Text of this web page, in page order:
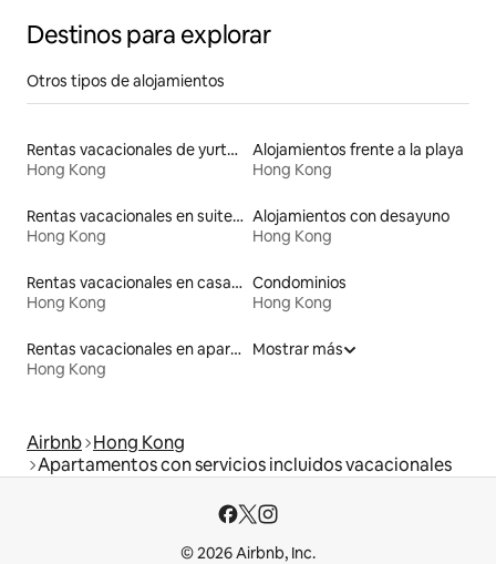
Destinos para explorar
Otros tipos de alojamientos
Rentas vacacionales de yurtas con jacuzzi
Hong Kong
Alojamientos frente a la playa
Hong Kong
Rentas vacacionales en suites privadas
Hong Kong
Alojamientos con desayuno
Hong Kong
Rentas vacacionales en casas de huéspedes
Hong Kong
Condominios
Hong Kong
Rentas vacacionales en apartoteles
Hong Kong
Mostrar más
Airbnb Hong Kong
Apartamentos con servicios incluidos vacacionales
© 2026 Airbnb, Inc.